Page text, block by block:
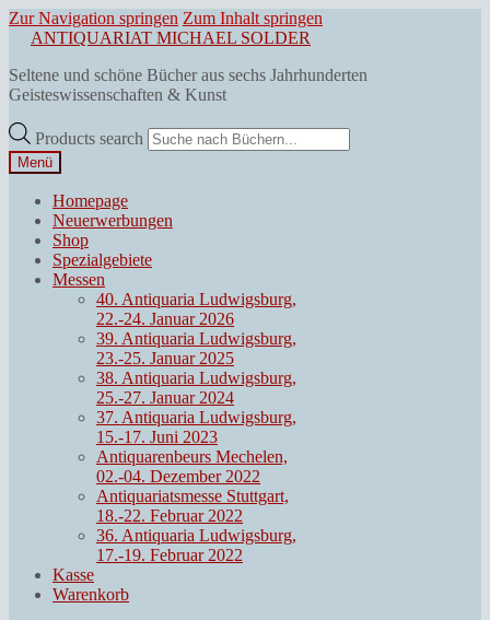
Zur Navigation springen Zum Inhalt springen
ANTIQUARIAT MICHAEL SOLDER
Seltene und schöne Bücher aus sechs Jahrhunderten
Geisteswissenschaften & Kunst
Products search
Menü
Homepage
Neuerwerbungen
Shop
Spezialgebiete
Messen
40. Antiquaria Ludwigsburg,
22.-24. Januar 2026
39. Antiquaria Ludwigsburg,
23.-25. Januar 2025
38. Antiquaria Ludwigsburg,
25.-27. Januar 2024
37. Antiquaria Ludwigsburg,
15.-17. Juni 2023
Antiquarenbeurs Mechelen,
02.-04. Dezember 2022
Antiquariatsmesse Stuttgart,
18.-22. Februar 2022
36. Antiquaria Ludwigsburg,
17.-19. Februar 2022
Kasse
Warenkorb